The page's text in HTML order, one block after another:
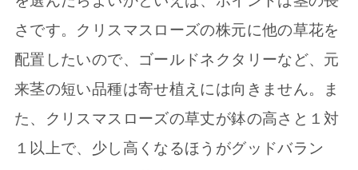
さです。クリスマスローズの株元に他の草花を
配置したいので、ゴールドネクタリーなど、元
来茎の短い品種は寄せ植えには向きません。ま
た、クリスマスローズの草丈が鉢の高さと１対
１以上で、少し高くなるほうがグッドバラン